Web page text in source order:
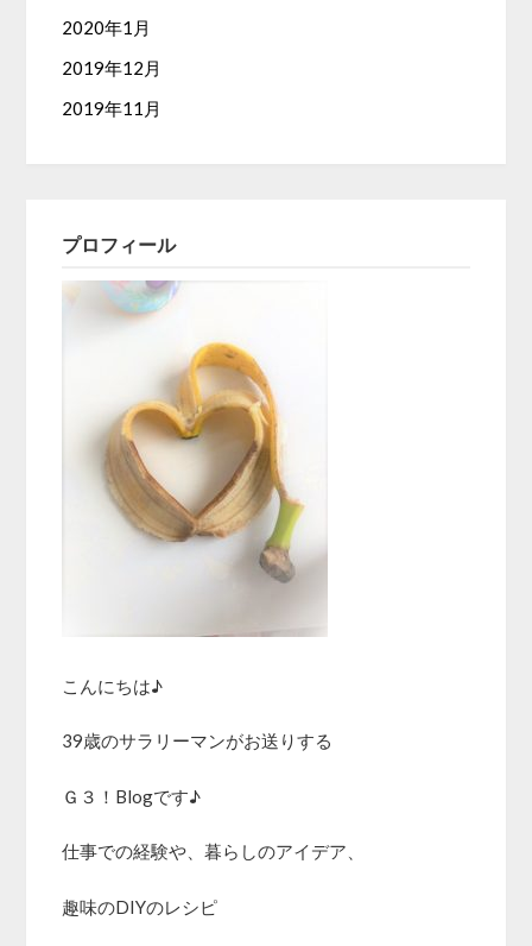
2020年1月
2019年12月
2019年11月
プロフィール
こんにちは♪
39歳のサラリーマンがお送りする
Ｇ３！Blogです♪
仕事での経験や、暮らしのアイデア、
趣味のDIYのレシピ